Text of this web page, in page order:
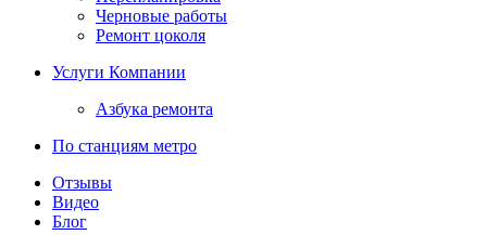
Черновые работы
Ремонт цоколя
Услуги Компании
Азбука ремонта
По станциям метро
Отзывы
Видео
Блог